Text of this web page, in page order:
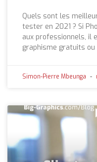
Quels sont les
tester en 2021 ? Si
aux professionnels, il
graphisme gratuits ou
Simon-Pierre Mbeunga